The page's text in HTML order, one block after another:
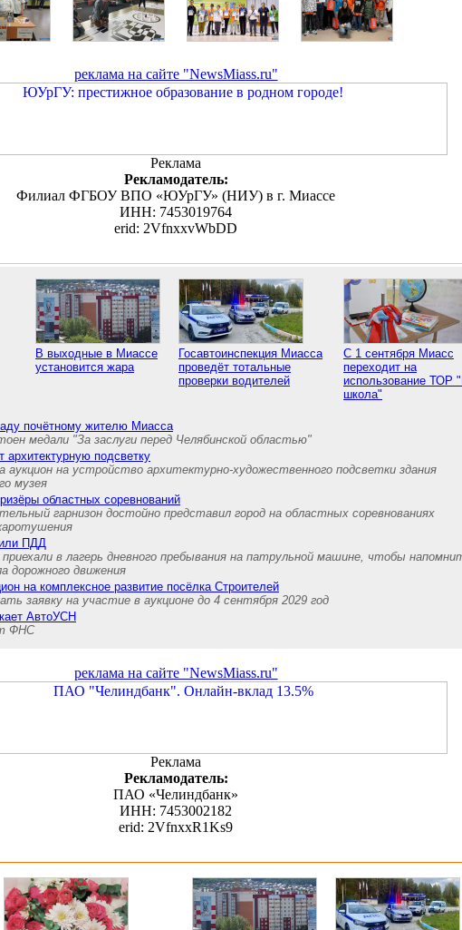
реклама на сайте "NewsMiass.ru"
Реклама
Рекламодатель:
Филиал ФГБОУ ВПО «ЮУрГУ» (НИУ) в г. Миассе
ИНН: 7453019764
erid: 2VfnxxvWbDD
В выходные в Миассе
установится жара
Госавтоинспекция Миасса
проведёт тотальные
проверки водителей
С 1 сентября Миасс
переходит на
использование ТОР
школа"
почётному жителю Миасса
медали "За заслуги перед Челябинской областью"
архитектурную подсветку
аукцион на устройство архитектурно-художественного подсветки здания
музея
областных соревнований
гарнизон достойно представил город на областных соревнованиях
ПДД
в лагерь дневного пребывания на патрульной машине, чтобы
дорожного движения
на комплексное развитие посёлка Строителей
заявку на участие в аукционе до 4 сентября 2029 год
АвтоУСН
ФНС
реклама на сайте "NewsMiass.ru"
Реклама
Рекламодатель:
ПАО «Челиндбанк»
ИНН: 7453002182
erid: 2VfnxxR1Ks9